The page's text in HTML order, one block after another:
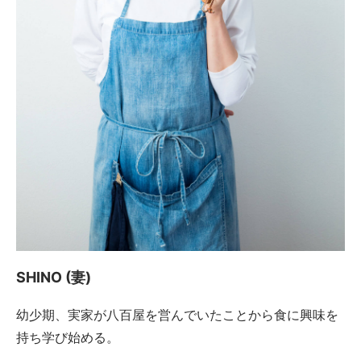
SHINO (妻)
幼少期、実家が八百屋を営んでいたことから食に興味を
持ち学び始める。